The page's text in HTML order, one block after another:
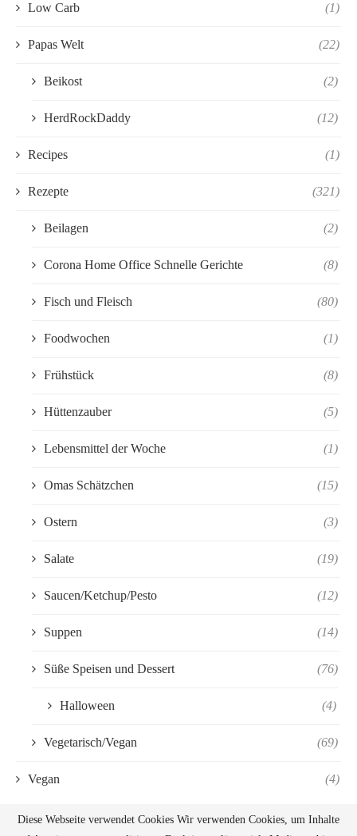
Low Carb (1)
Papas Welt (22)
Beikost (2)
HerdRockDaddy (12)
Recipes (1)
Rezepte (321)
Beilagen (2)
Corona Home Office Schnelle Gerichte (8)
Fisch und Fleisch (80)
Foodwochen (1)
Frühstück (8)
Hüttenzauber (5)
Lebensmittel der Woche (1)
Omas Schätzchen (15)
Ostern (3)
Salate (19)
Saucen/Ketchup/Pesto (12)
Suppen (14)
Süße Speisen und Dessert (76)
Halloween (4)
Vegetarisch/Vegan (69)
Vegan (4)
Diese Webseite verwendet Cookies Wir verwenden Cookies, um Inhalte